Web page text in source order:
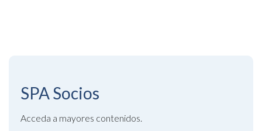
SPASocios
Acceda a mayores contenidos.